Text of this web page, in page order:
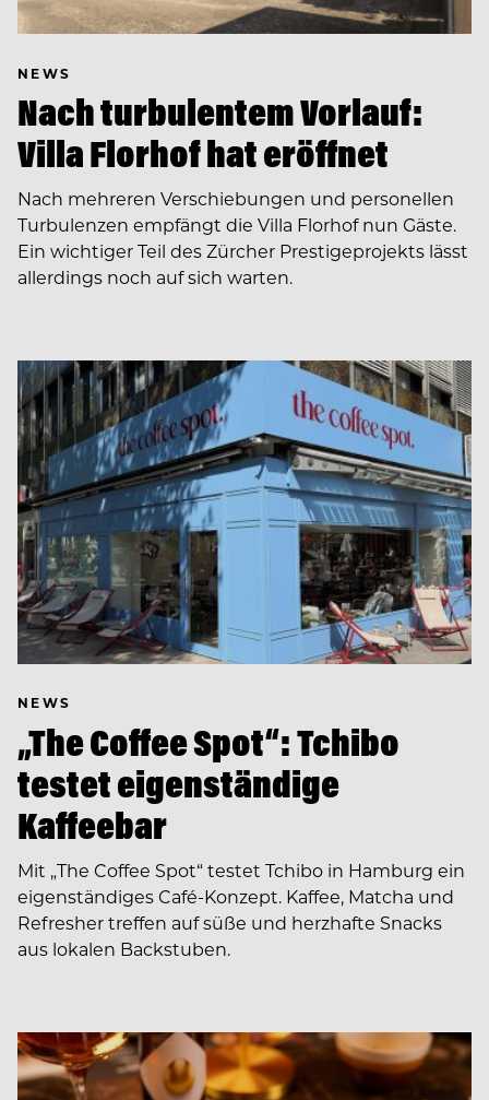
NEWS
Nach turbulentem Vorlauf:
Villa Florhof hat eröffnet
Nach mehreren Verschiebungen und personellen
Turbulenzen empfängt die Villa Florhof nun Gäste.
Ein wichtiger Teil des Zürcher Prestigeprojekts lässt
allerdings noch auf sich warten.
NEWS
„The Coffee Spot“: Tchibo
testet eigenständige
Kaffeebar
Mit „The Coffee Spot“ testet Tchibo in Hamburg ein
eigenständiges Café-Konzept. Kaffee, Matcha und
Refresher treffen auf süße und herzhafte Snacks
aus lokalen Backstuben.